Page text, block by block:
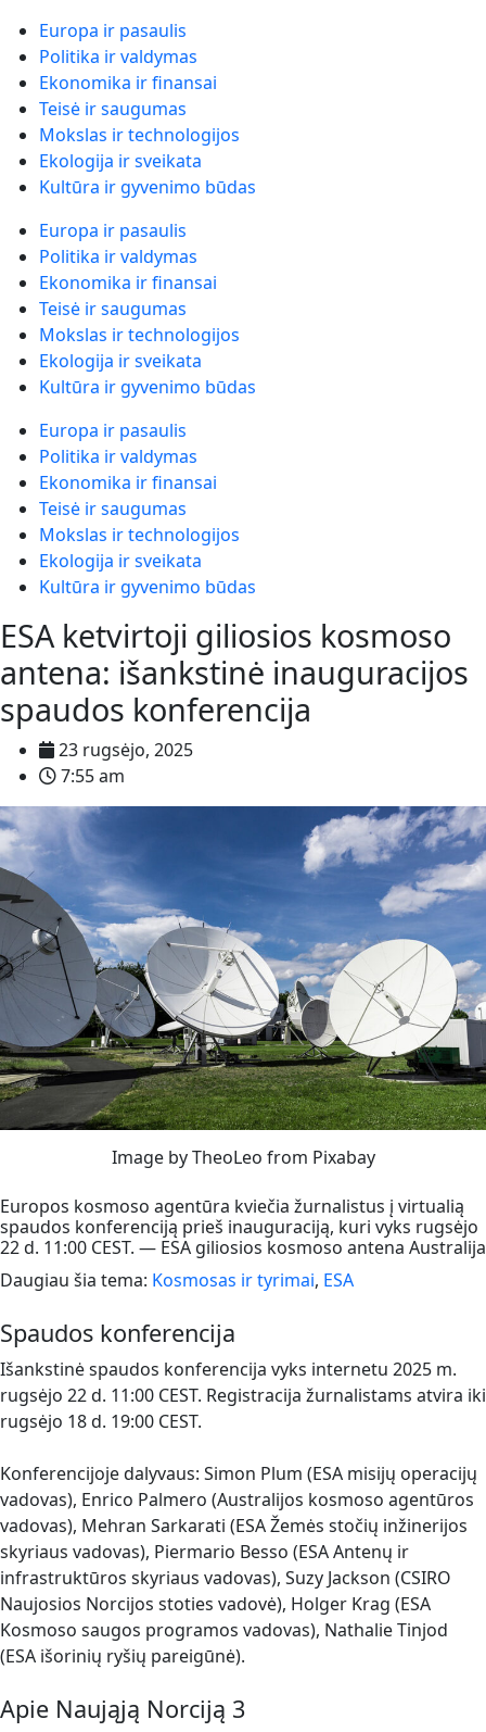
Europa ir pasaulis
Politika ir valdymas
Ekonomika ir finansai
Teisė ir saugumas
Mokslas ir technologijos
Ekologija ir sveikata
Kultūra ir gyvenimo būdas
Europa ir pasaulis
Politika ir valdymas
Ekonomika ir finansai
Teisė ir saugumas
Mokslas ir technologijos
Ekologija ir sveikata
Kultūra ir gyvenimo būdas
Europa ir pasaulis
Politika ir valdymas
Ekonomika ir finansai
Teisė ir saugumas
Mokslas ir technologijos
Ekologija ir sveikata
Kultūra ir gyvenimo būdas
ESA ketvirtoji giliosios kosmoso
antena: išankstinė inauguracijos
spaudos konferencija
23 rugsėjo, 2025
7:55 am
Image by TheoLeo from Pixabay
Europos kosmoso agentūra kviečia žurnalistus į virtualią
spaudos konferenciją prieš inauguraciją, kuri vyks rugsėjo
22 d. 11:00 CEST. — ESA giliosios kosmoso antena Australija
Daugiau šia tema: Kosmosas ir tyrimai, ESA
Spaudos konferencija
Išankstinė spaudos konferencija vyks internetu 2025 m.
rugsėjo 22 d. 11:00 CEST. Registracija žurnalistams atvira iki
rugsėjo 18 d. 19:00 CEST.
Konferencijoje dalyvaus: Simon Plum (ESA misijų operacijų
vadovas), Enrico Palmero (Australijos kosmoso agentūros
vadovas), Mehran Sarkarati (ESA Žemės stočių inžinerijos
skyriaus vadovas), Piermario Besso (ESA Antenų ir
infrastruktūros skyriaus vadovas), Suzy Jackson (CSIRO
Naujosios Norcijos stoties vadovė), Holger Krag (ESA
Kosmoso saugos programos vadovas), Nathalie Tinjod
(ESA išorinių ryšių pareigūnė).
Apie Naująją Norciją 3